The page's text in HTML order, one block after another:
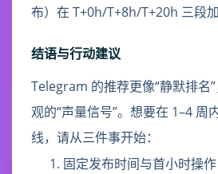
布）在 T+0h/T+8h/T+20h 三段
结语与行动建议
Telegram 的推荐更像“静默排名
观的“声量信号”。想要在 1–4 周
线，请从三件事开始：
固定发布时间与首小时操